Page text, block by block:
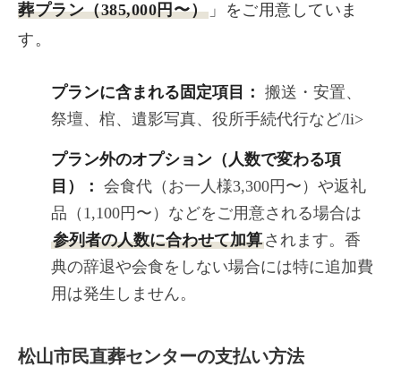
葬プラン（385,000円〜） 」をご用意していま
す。
プランに含まれる固定項目： 搬送・安置、
祭壇、棺、遺影写真、役所手続代行など/li>
プラン外のオプション（人数で変わる項
目）： 会食代（お一人様3,300円〜）や返礼
品（1,100円〜）などをご用意される場合は
参列者の人数に合わせて加算 されます。香
典の辞退や会食をしない場合には特に追加費
用は発生しません。
松山市民直葬センターの支払い方法